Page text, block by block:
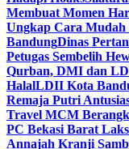
Membuat Momen
Ungkap Cara Mudah
BandungDinas
Petugas Sembelih
Qurban, DMI dan
HalalLDII Kota
Remaja Putri
Travel MCM
PC Bekasi Barat
Annajah Kranji